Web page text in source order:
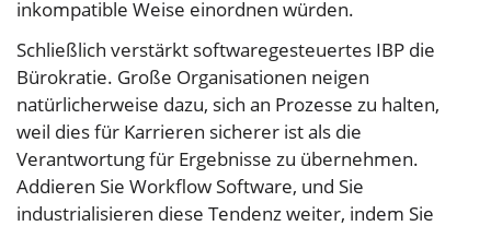
inkompatible Weise einordnen würden.
Schließlich verstärkt softwaregesteuertes IBP die
Bürokratie. Große Organisationen neigen
natürlicherweise dazu, sich an Prozesse zu halten,
weil dies für Karrieren sicherer ist als die
Verantwortung für Ergebnisse zu übernehmen.
Addieren Sie Workflow Software, und Sie
industrialisieren diese Tendenz weiter, indem Sie